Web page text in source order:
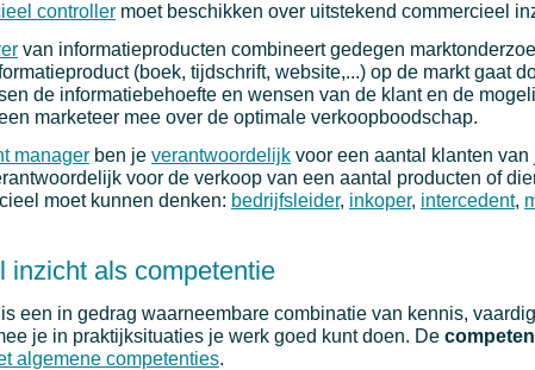
controller moet beschikken over uitstekend commercieel
van informatieproducten combineert gedegen
(boek, tijdschrift, website,...) op de markt gaat
de informatiebehoefte en wensen van de klant en de
marketeer mee over de optimale verkoopboodschap.
manager ben je verantwoordelijk voor een aantal klanten
voor de verkoop van een aantal producten of
moet kunnen denken: bedrijfsleider, inkoper, intercedent,
inzicht als competentie
is een in gedrag waarneembare combinatie van kennis,
je in praktijksituaties je werk goed kunt doen. De
algemene competenties.